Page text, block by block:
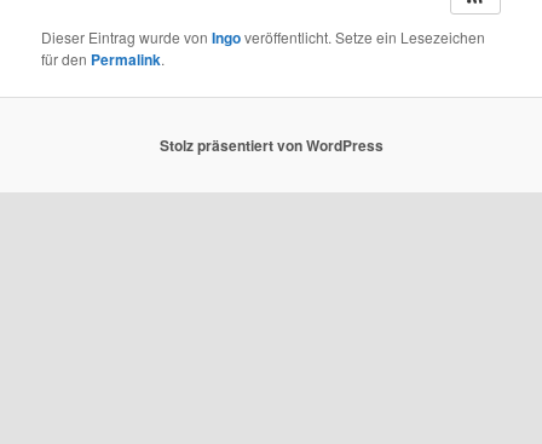
Dieser Eintrag wurde vonIngoveröffentlicht. Setze ein Lesezeichen
für den Permalink.
Stolz präsentiert von WordPress